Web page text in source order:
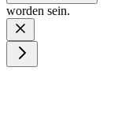
worden sein.